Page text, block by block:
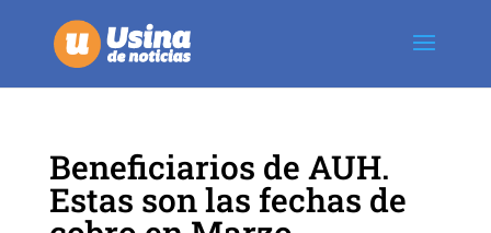
Beneficiarios de AUH.
Estas son las fechas de